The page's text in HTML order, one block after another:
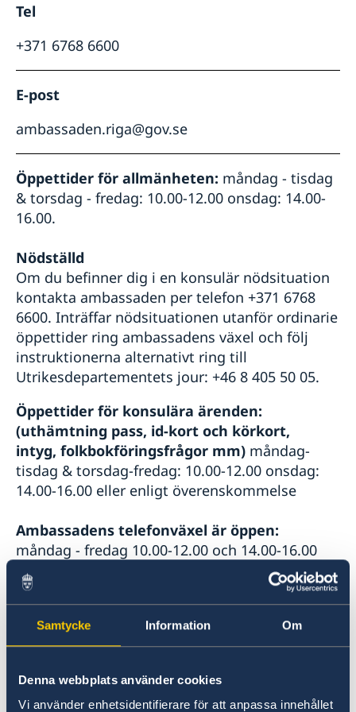
Samtycke Information Om
Denna webbplats använder cookies
Vi använder enhetsidentifierare för att anpassa innehållet
Tel
+371 6768 6600
E-post
ambassaden.riga@gov.se
Öppettider för allmänheten: måndag - tisdag
& torsdag - fredag: 10.00-12.00 onsdag: 14.00-
16.00.
Nödställd
Om du befinner dig i en konsulär nödsituation
kontakta ambassaden per telefon +371 6768
6600. Inträffar nödsituationen utanför ordinarie
öppettider ring ambassadens växel och följ
instruktionerna alternativt ring till
Utrikesdepartementets jour: +46 8 405 50 05.
Öppettider för konsulära ärenden:
(uthämtning pass, id-kort och körkort,
intyg, folkbokföringsfrågor mm) måndag-
tisdag & torsdag-fredag: 10.00-12.00 onsdag:
14.00-16.00 eller enligt överenskommelse
Ambassadens telefonväxel är öppen:
måndag - fredag 10.00-12.00 och 14.00-16.00
Arbetstider:
måndag-fredag 08.30-17.00(juni-
augusti 08.30-16.00),
lunchstängt 12.30-13.30
Facebook